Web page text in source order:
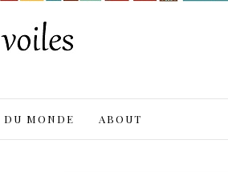
DU MONDE ABOUT